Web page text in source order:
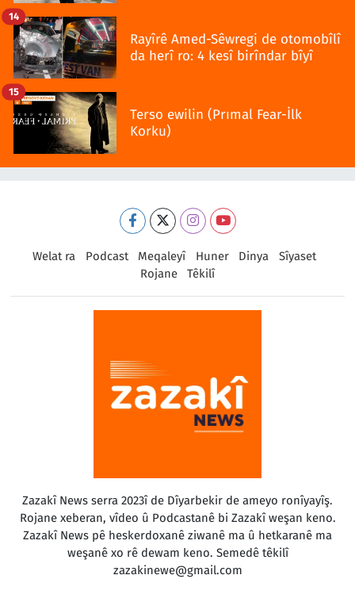
Rayîrê Amed-Sêwregi de otomobîlî
da herî ro: 4 kesî birîndar bîyî
14
Terso ewilin (Prımal Fear-İlk
Korku)
15
Welat ra Podcast Meqaleyî Huner Dinya
Sîyaset
Rojane
Têkilî
Zazakî News serra 2023î de Dîyarbekir de ameyo ronîyayîş.
Rojane xeberan, vîdeo û Podcastanê bi Zazakî weşan keno.
Zazakî News pê heskerdoxanê ziwanê ma û hetkaranê ma
weşanê xo rê dewam keno. Semedê têkilî
zazakinewe@gmail.com